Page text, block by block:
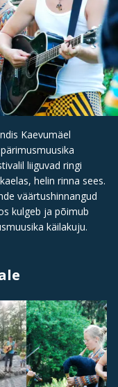
Kaevumäel
liiguvad ringi
helin rinna sees.
väärtushinnangud
kulgeb ja põimub
käilakuju.